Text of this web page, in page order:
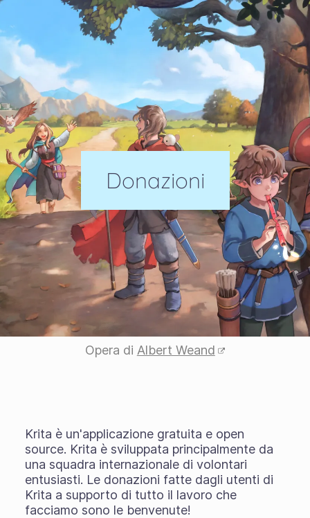
Donazioni
Opera di Albert Weand
Krita è un'applicazione gratuita e open
source. Krita è sviluppata principalmente da
una squadra internazionale di volontari
entusiasti. Le donazioni fatte dagli utenti di
Krita a supporto di tutto il lavoro che
facciamo sono le benvenute!